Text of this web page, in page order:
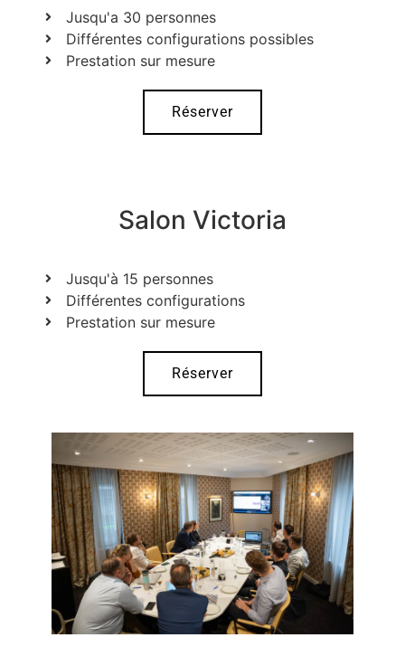
Jusqu'a 30 personnes
Différentes configurations possibles
Prestation sur mesure
Réserver
Salon Victoria
Jusqu'à 15 personnes
Différentes configurations
Prestation sur mesure
Réserver